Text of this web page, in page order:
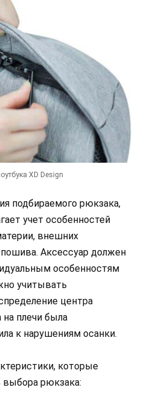
XD Design
подбираемого рюкзака,
учет особенностей
внешних
Аксессуар должен
особенностям
учитывать
центра
на плечи была
к нарушениям осанки.
которые
выбора рюкзака: